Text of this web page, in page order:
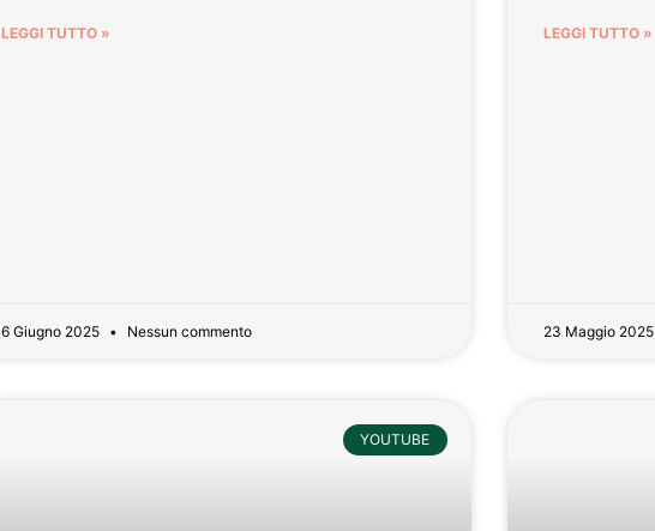
LEGGI TUTTO »
6 Giugno 2025 Nessun commento
LEGGI TUTTO »
23 Maggio 2025
YOUTUBE